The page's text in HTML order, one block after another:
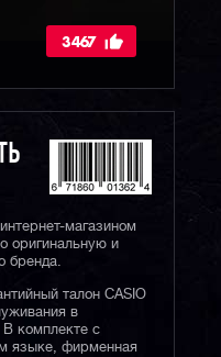
3467
магазином
оригинальную и
бренда.
талон CASIO
в
комплекте с
языке, фирменная